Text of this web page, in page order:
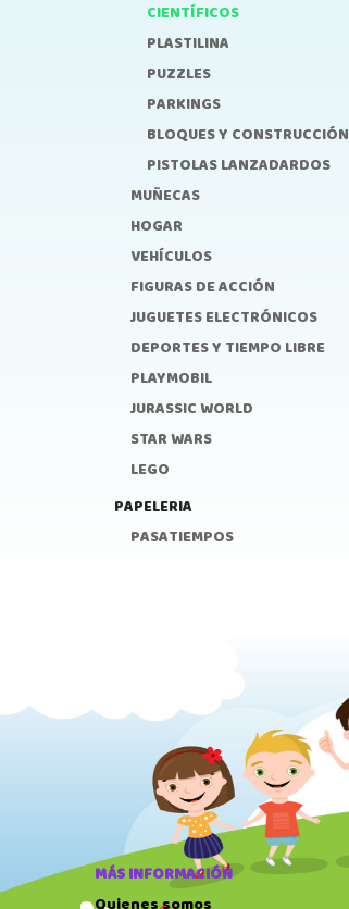
CIENTÍFICOS
PLASTILINA
PUZZLES
PARKINGS
BLOQUES Y CONSTRUCCIÓN
PISTOLAS LANZADARDOS
MUÑECAS
HOGAR
VEHÍCULOS
FIGURAS DE ACCIÓN
JUGUETES ELECTRÓNICOS
DEPORTES Y TIEMPO LIBRE
PLAYMOBIL
JURASSIC WORLD
STAR WARS
LEGO
PAPELERIA
PASATIEMPOS
MÁS INFORMACIÓN